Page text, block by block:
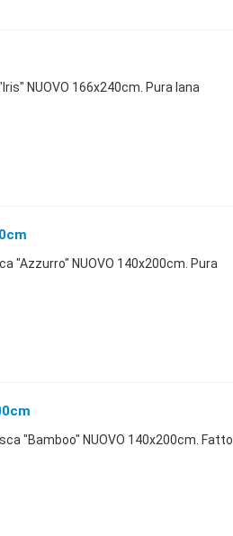
NUOVO 166x240cm. Pura lana
"Azzurro" NUOVO 140x200cm. Pura
"Bamboo" NUOVO 140x200cm. Fatto